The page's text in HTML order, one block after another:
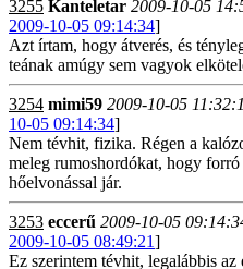
3255 Kanteletar 2009-10-05
2009-10-05 09:14:34]
Azt írtam, hogy átverés, és
teának amúgy sem vagyok
3254 mimi59 2009-10-05
10-05 09:14:34]
Nem tévhit, fizika. Régen a
meleg rumoshordókat, hogy
hőelvonással jár.
3253 eccerű 2009-10-05
2009-10-05 08:49:21]
Ez szerintem tévhit, legalábbis